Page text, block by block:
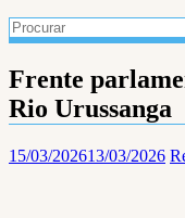
Frente
Rio Urussanga
15/03/202613/03/2026